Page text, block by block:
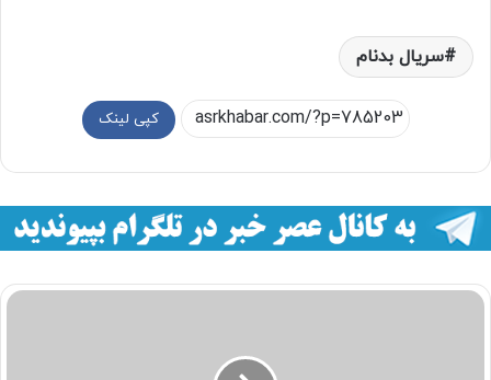
سریال بدنام
کپی لینک